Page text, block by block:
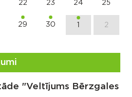
22 23 24 25
29 30 1 2
"Veltījums Bērzgales